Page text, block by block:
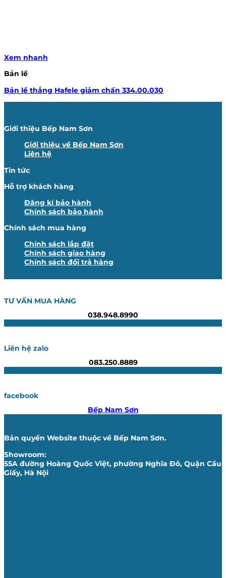
Xem nhanh
Bản lề
Bản lề thẳng Hafele giảm chấn 334.00.030
Giới thiệu Bếp Nam Sơn
Giới thiệu về Bếp Nam Sơn
Liên hệ
Tin tức
Hỗ trợ khách hàng
Đăng kí bảo hành
Chính sách bảo hành
Chính sách mua hàng
Chính sách lắp đặt
Chính sách giao hàng
Chính sách đổi trả hàng
TƯ VẤN MUA HÀNG
038.948.8990
Liên hệ zalo
083.250.8889
facebook
Bếp Nam Sơn
Bản quyền Website thuộc về Bếp Nam Sơn.
Showroom:
55A đường Hoàng Quốc Việt, phường Nghĩa Đô, Quận Cầu
Giấy, Hà Nội